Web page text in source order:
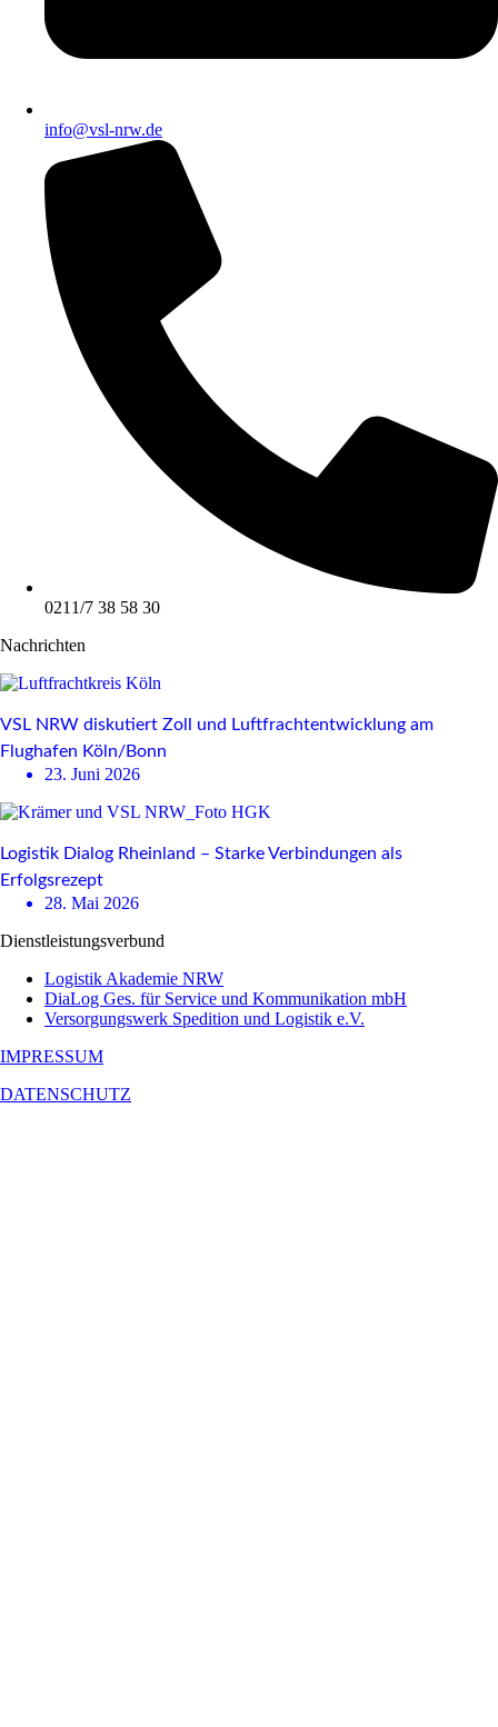
info@vsl-nrw.de
0211/7 38 58 30
Nachrichten
VSL NRW diskutiert Zoll und Luftfrachtentwicklung am
Flughafen Köln/Bonn
23. Juni 2026
Logistik Dialog Rheinland – Starke Verbindungen als
Erfolgsrezept
28. Mai 2026
Dienstleistungsverbund
Logistik Akademie NRW
DiaLog Ges. für Service und Kommunikation mbH
Versorgungswerk Spedition und Logistik e.V.
IMPRESSUM
DATENSCHUTZ